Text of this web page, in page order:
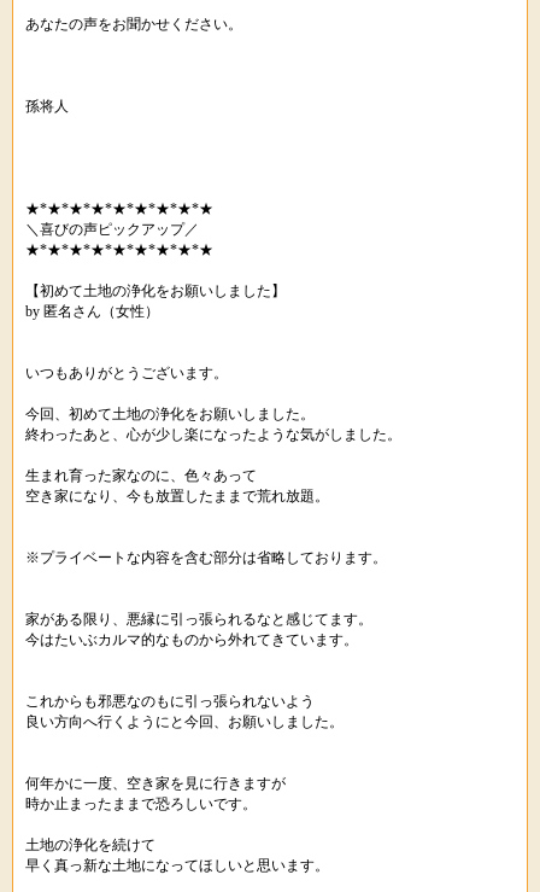
あなたの声をお聞かせください。
孫将人
★*★*★*★*★*★*★*★*★
＼喜びの声ピックアップ／
★*★*★*★*★*★*★*★*★
【初めて土地の浄化をお願いしました】
by 匿名さん（女性）
いつもありがとうございます。
今回、初めて土地の浄化をお願いしました。
終わったあと、心が少し楽になったような気がしました。
生まれ育った家なのに、色々あって
空き家になり、今も放置したままで荒れ放題。
※プライベートな内容を含む部分は省略しております。
家がある限り、悪縁に引っ張られるなと感じてます。
今はたいぶカルマ的なものから外れてきています。
これからも邪悪なのもに引っ張られないよう
良い方向へ行くようにと今回、お願いしました。
何年かに一度、空き家を見に行きますが
時か止まったままで恐ろしいです。
土地の浄化を続けて
早く真っ新な土地になってほしいと思います。